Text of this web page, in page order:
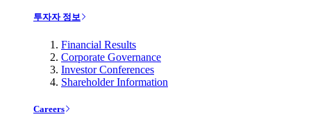
투자자 정보
Financial Results
Corporate Governance
Investor Conferences
Shareholder Information
Careers